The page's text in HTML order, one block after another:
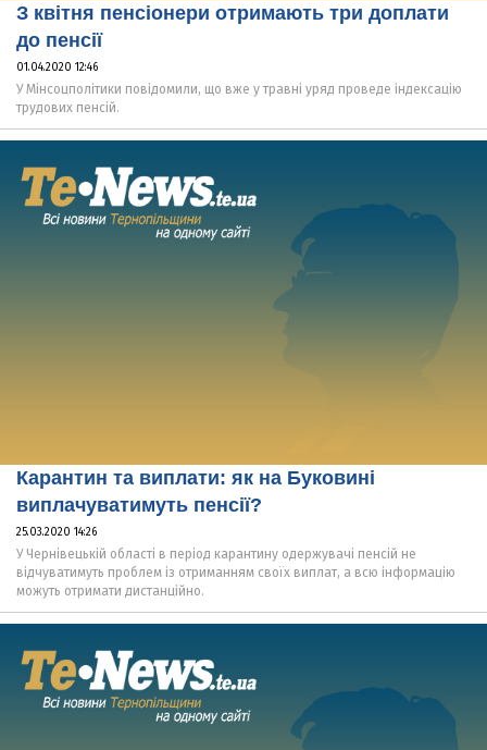
З квітня пенсіонери отримають три доплати
до пенсії
01.04.2020 12:46
У Мінсоцполітики повідомили, що вже у травні уряд проведе індексацію
трудових пенсій.
Карантин та виплати: як на Буковині
виплачуватимуть пенсії?
25.03.2020 14:26
У Чернівецькій області в період карантину одержувачі пенсій не
відчуватимуть проблем із отриманням своїх виплат, а всю інформацію
можуть отримати дистанційно.